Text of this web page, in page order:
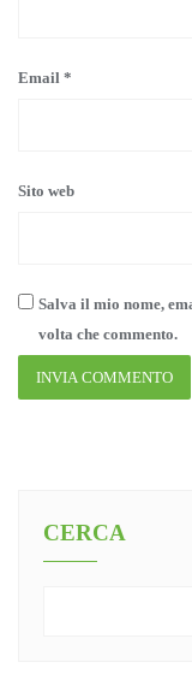
Email *
Sito web
Salva il mio nome,
volta che commento.
CERCA